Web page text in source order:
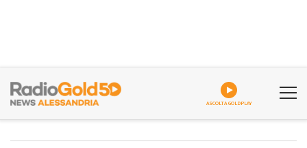
ASCOLTA GOLDPLAY